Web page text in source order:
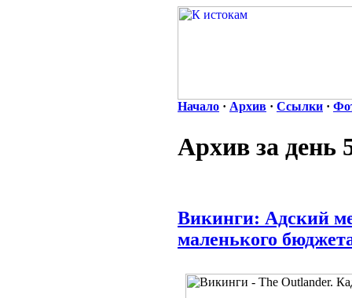
Начало · Архив · Ссылки ·
Архив за день
Викинги: Адский
маленького